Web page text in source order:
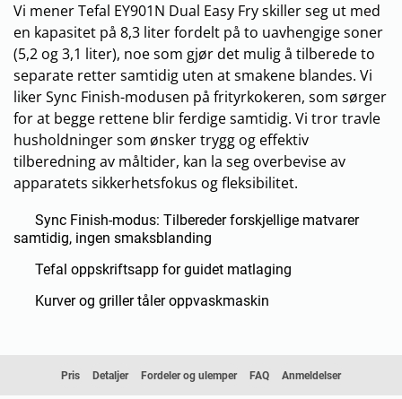
Vi mener Tefal EY901N Dual Easy Fry skiller seg ut med
en kapasitet på 8,3 liter fordelt på to uavhengige soner
(5,2 og 3,1 liter), noe som gjør det mulig å tilberede to
separate retter samtidig uten at smakene blandes. Vi
liker Sync Finish-modusen på frityrkokeren, som sørger
for at begge rettene blir ferdige samtidig. Vi tror travle
husholdninger som ønsker trygg og effektiv
tilberedning av måltider, kan la seg overbevise av
apparatets sikkerhetsfokus og fleksibilitet.
Sync Finish-modus: Tilbereder forskjellige matvarer
samtidig, ingen smaksblanding
Tefal oppskriftsapp for guidet matlaging
Kurver og griller tåler oppvaskmaskin
Pris Detaljer Fordeler og ulemper FAQ Anmeldelser